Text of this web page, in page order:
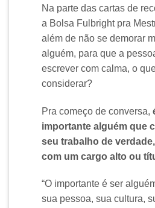
Na parte das cartas de
a Bolsa Fulbright pra
além de não se demorar
alguém, para que a
escrever com calma, o
considerar?
Pra começo de conversa,
importante alguém que
seu trabalho de
com um cargo alto ou
“O importante é ser
sua pessoa, sua cultura,